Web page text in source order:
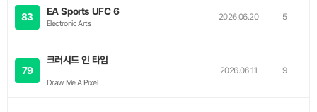
83 EA Sports UFC 6
Electronic Arts
2026.06.20 5
79
크러시드 인 타임
Draw Me A Pixel
2026.06.11 9